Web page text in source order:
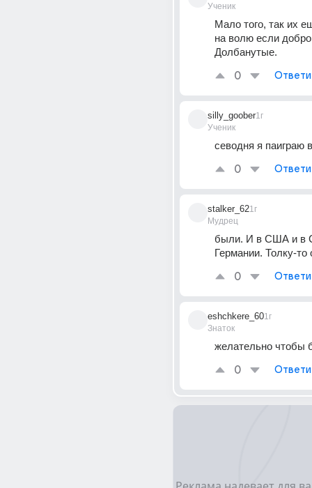
Ученик
Мало того, так их
на волю если
Долбанутые.
0
silly_goober
Ученик
1г
севодня я паиграю
0
stalker_62
Мудрец
1г
были. И в США и в
Германии. Толку-то
0
eshchkere_60
Знаток
1г
желательно чтобы
0